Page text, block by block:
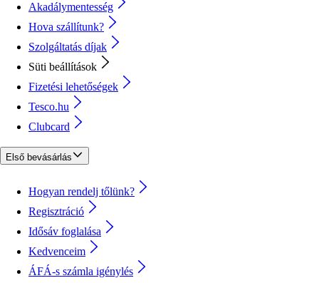
Akadálymentesség
Hova szállítunk?
Szolgáltatás díjak
Süti beállítások
Fizetési lehetőségek
Tesco.hu
Clubcard
Első bevásárlás
Hogyan rendelj tőlünk?
Regisztráció
Idősáv foglalása
Kedvenceim
ÁFÁ-s számla igénylés